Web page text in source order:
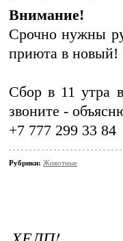
Внимание!
Срочно нужны
приюта в новый!
Сбор в 11 утра
звоните -
+7 777 299 33 84
Рубрики: Животные